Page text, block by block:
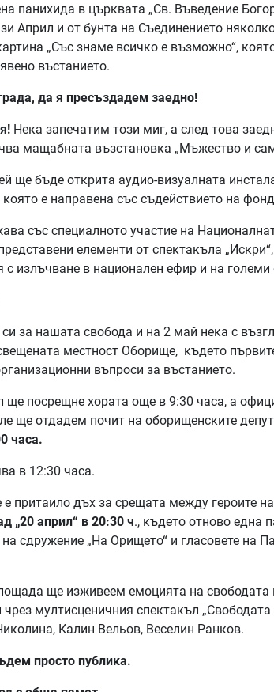
панихида в църквата „Св. Въведение
Април и от бунта на Съединението
„Със знаме всичко е възможно“,
въстанието.
да я пресъздадем заедно!
Нека запечатим този миг, а след това
мащабната възстановка „Мъжество и
ще бъде открита аудио-визуалната
е направена със съдействието на
със специалното участие на
елементи от спектакъла
с излъчване в национален ефир и на
за нашата свобода и на 2 май нека с
местност Оборище, където
въпроси за въстанието.
ще посрещне хората още в 9:30 часа, а
ще отдадем почит на оборищенските
часа.
в 12:30 часа.
притаило дъх за срещата между героите
„20 април“ в 20:30 ч., където отново една
сдружение „На Орището“ и гласовете на
ще изживеем емоцията на свободата
мултисценичния спектакъл
Калин Вельов, Веселин Ранков.
просто публика.